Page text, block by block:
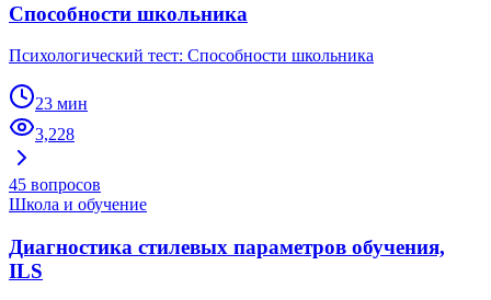
Способности школьника
Психологический тест: Способности школьника
23 мин
3,228
45 вопросов
Школа и обучение
Диагностика стилевых параметров обучения,
ILS